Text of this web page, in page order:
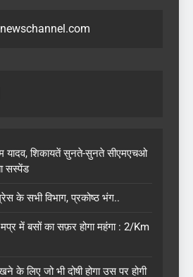
यादव, शिकायतें सुनते-सुनते सीएमएचओ
सस्पेंड
के सभी विभाग, प्रकोष्ठ भंग..
मप्र में बसों का सफ़र होगा महंगा : 2/Km
के लिए जो भी दोषी होगा उस पर होगी